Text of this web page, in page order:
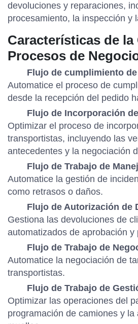
devoluciones y reparaciones,
procesamiento, la inspección y
Características de la
Procesos de
Flujo de cumplimiento
Automatice el proceso de
desde la recepción del pedido
Flujo de Incorporación
Optimizar el proceso de
transportistas, incluyendo las
antecedentes y la negociación
Flujo de Trabajo de
Automatice la gestión de
como retrasos o daños.
Flujo de Autorización de
Gestiona las devoluciones de
automatizados de aprobación y
Flujo de Trabajo de
Automatice la negociación de
transportistas.
Flujo de Trabajo de
Optimizar las operaciones del
programación de camiones y la